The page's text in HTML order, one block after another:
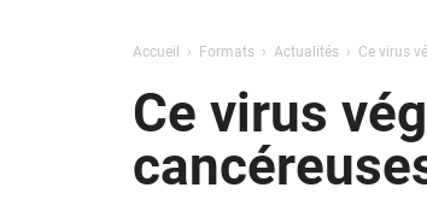
Accueil Formats Actualités Ce virus
Ce virus